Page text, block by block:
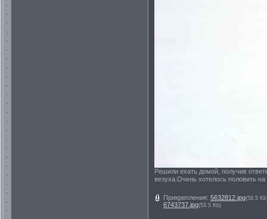
Решили ехать домой, получив
везуха.Очень хотелось половить
Прикрепления: 5632812.jpg(58.5
6743737.jpg(53.5 Kb)